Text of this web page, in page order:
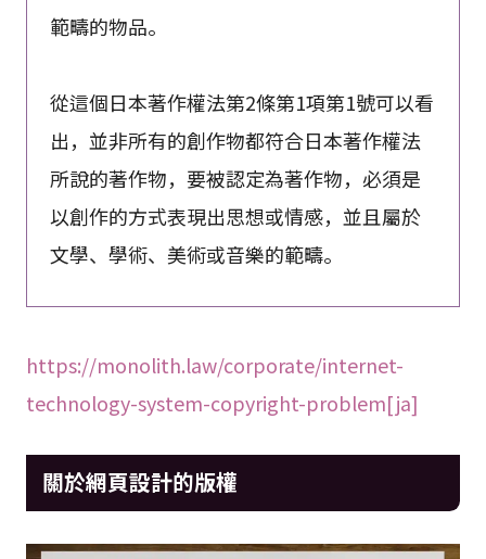
範疇的物品。
從這個日本著作權法第2條第1項第1號可以看
出，並非所有的創作物都符合日本著作權法
所說的著作物，要被認定為著作物，必須是
以創作的方式表現出思想或情感，並且屬於
文學、學術、美術或音樂的範疇。
https://monolith.law/corporate/internet-
technology-system-copyright-problem[ja]
關於網頁設計的版權